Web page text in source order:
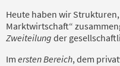
Heute haben wir
Marktwirtschaft“
Zweiteilung der
Im ersten Bereich, dem